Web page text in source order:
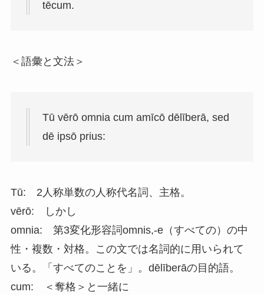
tēcum.
＜語彙と文法＞
Tū vērō omnia cum amīcō dēlīberā, sed
dē ipsō prius:
Tū: 2人称単数の人称代名詞、主格。
vērō: しかし
omnia: 第3変化形容詞omnis,-e（すべての）の中
性・複数・対格。この文では名詞的に用いられて
いる。「すべてのことを」。dēlīberāの目的語。
cum: ＜奪格＞と一緒に